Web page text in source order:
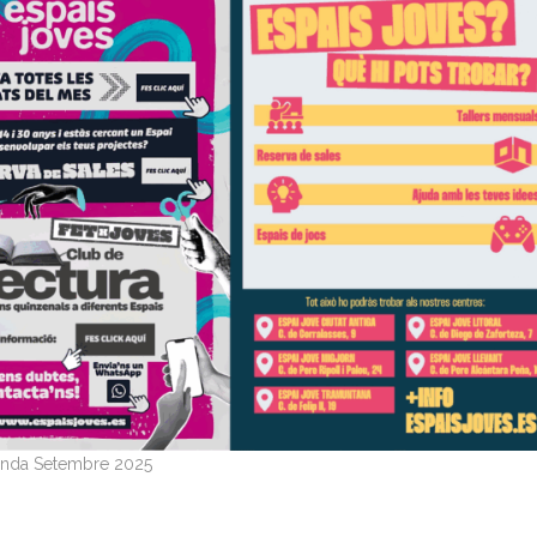
Setembre 2025